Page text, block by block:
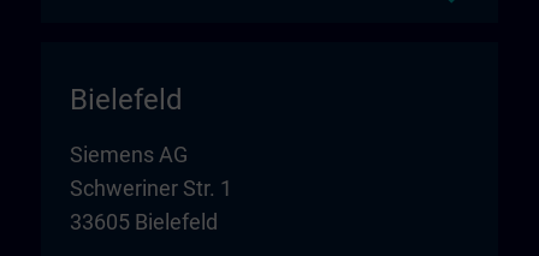
Bielefeld
Siemens AG
Schweriner Str. 1
33605 Bielefeld